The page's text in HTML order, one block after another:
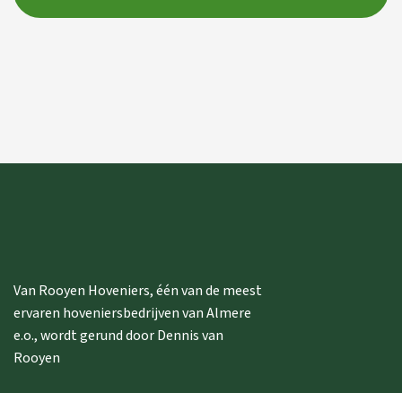
Van Rooyen Hoveniers, één van de meest
ervaren hoveniersbedrijven van Almere
e.o., wordt gerund door Dennis van
Rooyen